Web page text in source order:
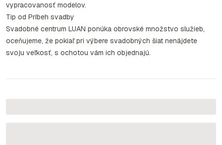
vypracovanosť modelov.
Tip od Príbeh svadby
Svadobné centrum LUAN ponúka obrovské množstvo služieb,
oceňujeme, že pokiaľ pri výbere svadobných šiat nenájdete
svoju veľkosť, s ochotou vám ich objednajú.